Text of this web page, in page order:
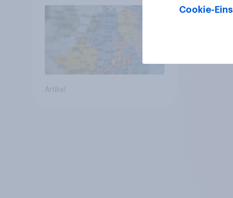
Europa im Osten am
Artikel
Cookie-